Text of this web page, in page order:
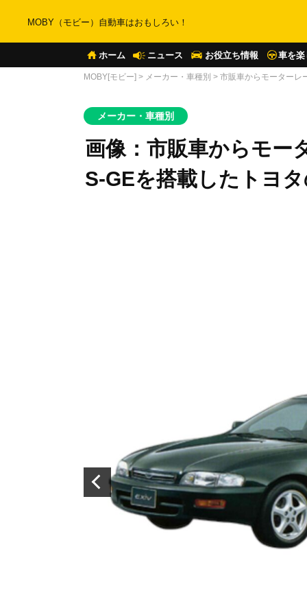
MOBY（モビー）自動車はおもしろい！
ホーム ニュース お役立ち情報 車を楽
MOBY[モビー] > メーカー・車種別 > 市販車からモーターレ
メーカー・車種別
画像：市販車からモー
S-GEを搭載したトヨ